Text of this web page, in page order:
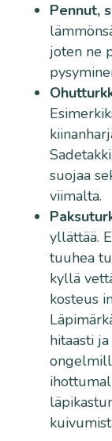
Pennut,
joten ne
suojaa
viimalta.
yllättää.
tuuhea
kyllä
kosteus
hitaasti